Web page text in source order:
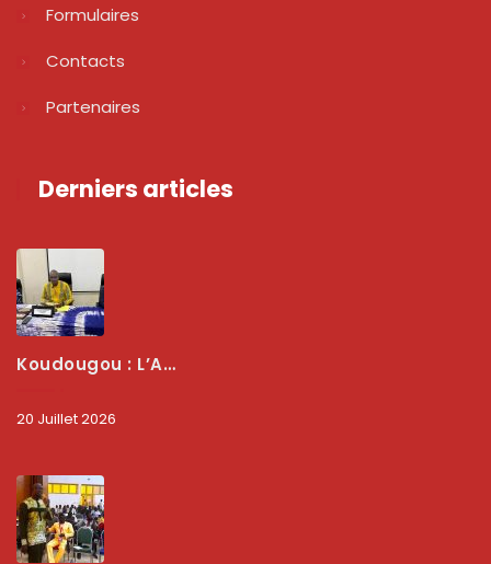
Formulaires
Contacts
Partenaires
Derniers articles
Koudougou : L’ARCEP Renforce Le Dialogue Avec Les Associations De Consommateurs Pour Mieux Protéger Les Usagers
20 Juillet 2026